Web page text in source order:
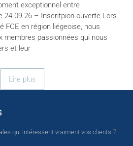
exceptionnel entre
24.09.26 – Inscritpion ouverte Lors
FCE en région liégeoise, nous
membres passionnées qui nous
et leur
Lire plus
qui intéressent vraiment vos clients 7